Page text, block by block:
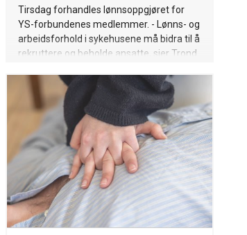
Tirsdag forhandles lønnsoppgjøret for
YS-forbundenes medlemmer. - Lønns- og
arbeidsforhold i sykehusene må bidra til å
rekruttere og beholde ansatte, sier Trond
forhandlingsleder for YS-forbundene.